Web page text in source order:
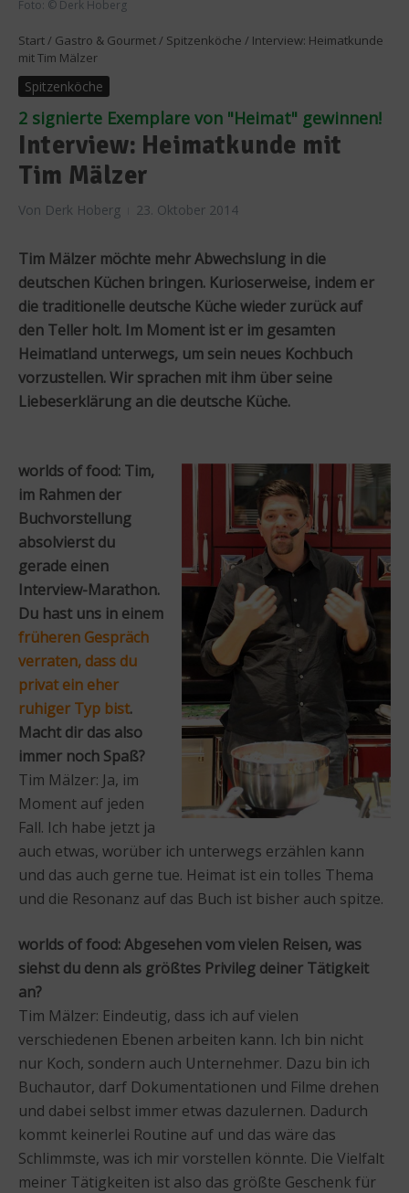
Foto: © Derk Hoberg
Start / Gastro & Gourmet / Spitzenköche / Interview: Heimatkunde
mit Tim Mälzer
Spitzenköche
2 signierte Exemplare von "Heimat" gewinnen!
Interview: Heimatkunde mit
Tim Mälzer
Von Derk Hoberg 23. Oktober 2014
Tim Mälzer möchte mehr Abwechslung in die
deutschen Küchen bringen. Kurioserweise, indem er
die traditionelle deutsche Küche wieder zurück auf
den Teller holt. Im Moment ist er im gesamten
Heimatland unterwegs, um sein neues Kochbuch
vorzustellen. Wir sprachen mit ihm über seine
Liebeserklärung an die deutsche Küche.
worlds of food: Tim,
im Rahmen der
Buchvorstellung
absolvierst du
gerade einen
Interview-Marathon.
Du hast uns in einem
früheren Gespräch
verraten, dass du
privat ein eher
ruhiger Typ bist.
Macht dir das also
immer noch Spaß?
Tim Mälzer: Ja, im
Moment auf jeden
Fall. Ich habe jetzt ja
auch etwas, worüber ich unterwegs erzählen kann
und das auch gerne tue. Heimat ist ein tolles Thema
und die Resonanz auf das Buch ist bisher auch spitze.
worlds of food: Abgesehen vom vielen Reisen, was
siehst du denn als größtes Privileg deiner Tätigkeit
an?
Tim Mälzer: Eindeutig, dass ich auf vielen
verschiedenen Ebenen arbeiten kann. Ich bin nicht
nur Koch, sondern auch Unternehmer. Dazu bin ich
Buchautor, darf Dokumentationen und Filme drehen
und dabei selbst immer etwas dazulernen. Dadurch
kommt keinerlei Routine auf und das wäre das
Schlimmste, was ich mir vorstellen könnte. Die Vielfalt
meiner Tätigkeiten ist also das größte Geschenk für